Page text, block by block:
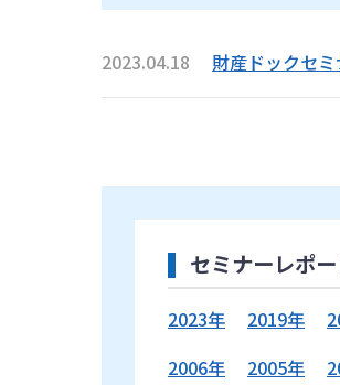
2023.04.18 財産ドックセ
セミナーレポ
2023年 2019年
2006年
2005年